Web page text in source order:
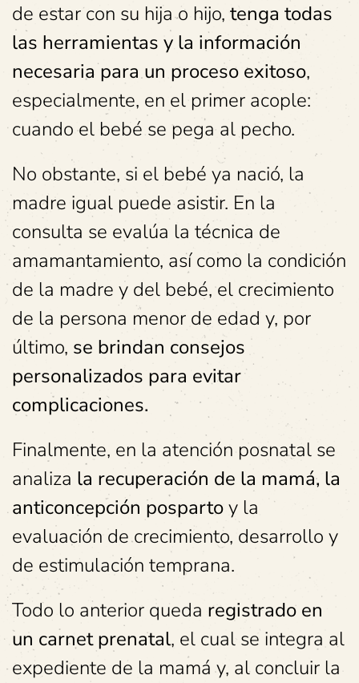
de estar con su hija o hijo, tenga todas
las herramientas y la información
necesaria para un proceso exitoso,
especialmente, en el primer acople:
cuando el bebé se pega al pecho.
No obstante, si el bebé ya nació, la
madre igual puede asistir. En la
consulta se evalúa la técnica de
amamantamiento, así como la condición
de la madre y del bebé, el crecimiento
de la persona menor de edad y, por
último, se brindan consejos
personalizados para evitar
complicaciones.
Finalmente, en la atención posnatal se
analiza la recuperación de la mamá, la
anticoncepción pospartoy la
evaluación de crecimiento, desarrollo y
de estimulación temprana.
Todo lo anterior queda registrado en
un carnet prenatal, el cual se integra al
expediente de la mamá y, al concluir la